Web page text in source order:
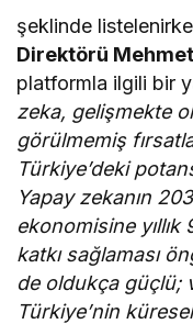
şeklinde
Direktörü
platformla ilgili bir
zeka, gelişmekte
görülmemiş
Türkiye’deki
Yapay zekanın
ekonomisine
katkı sağlaması
de oldukça güçlü;
Türkiye’nin